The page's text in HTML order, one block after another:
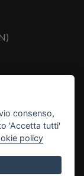
consenso,
'Accetta tutti'
policy